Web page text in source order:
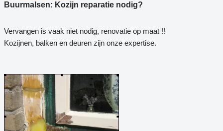
Buurmalsen: Kozijn reparatie nodig?
Vervangen is vaak niet nodig, renovatie op maat !!
Kozijnen, balken en deuren zijn onze expertise.